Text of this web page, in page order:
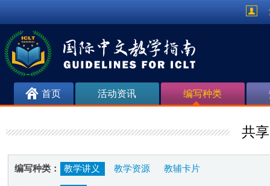
首页 活动资讯 编写种类
共
编写种类： 教学讲义 教学资源 教辅卡片